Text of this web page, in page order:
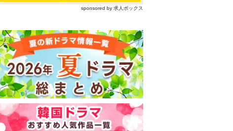
sponsored by 求人ボックス